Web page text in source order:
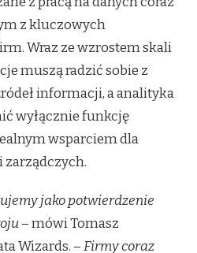
z kluczowych
Wraz ze wzrostem skali
muszą radzić sobie z
informacji, a analityka
wyłącznie funkcję
wsparciem dla
zarządczych.
jako potwierdzenie
– mówi Tomasz
Wizards. –Firmy coraz